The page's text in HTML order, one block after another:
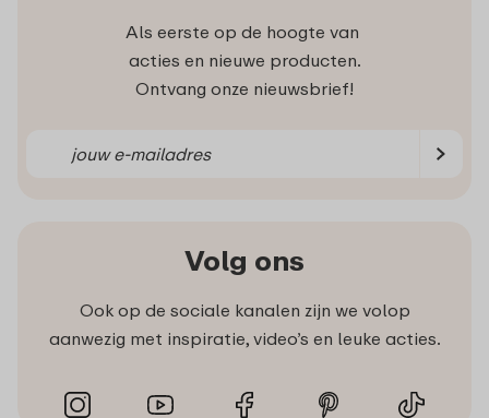
Als eerste op de hoogte van
acties en nieuwe producten.
Ontvang onze nieuwsbrief!
Volg ons
Ook op de sociale kanalen zijn we volop
aanwezig met inspiratie, video’s en leuke acties.